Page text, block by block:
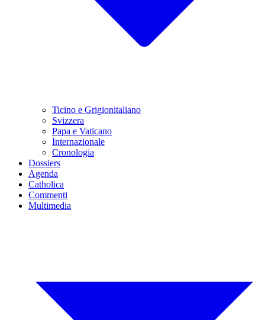
Ticino e Grigionitaliano
Svizzera
Papa e Vaticano
Internazionale
Cronologia
Dossiers
Agenda
Catholica
Commenti
Multimedia